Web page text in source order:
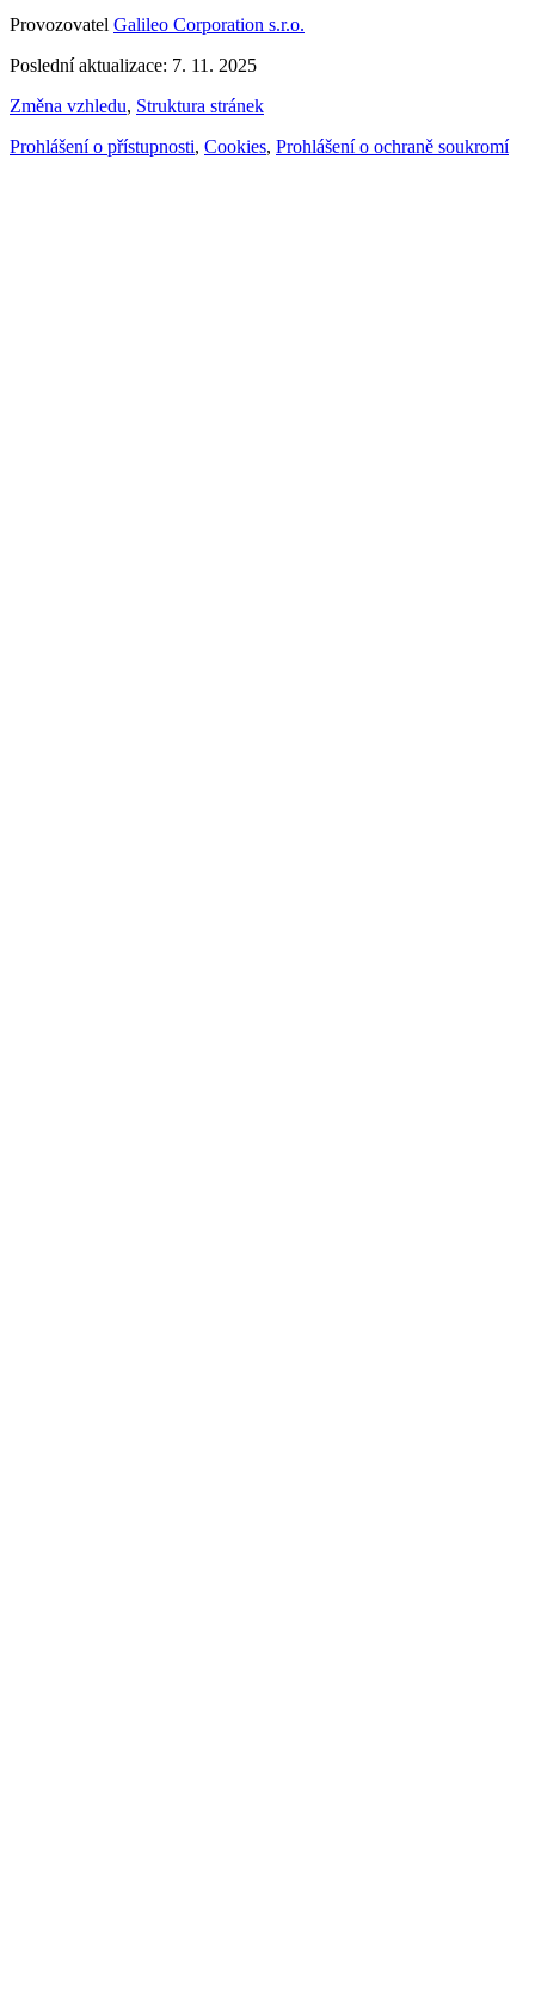
Provozovatel Galileo Corporation s.r.o.
Poslední aktualizace: 7. 11. 2025
Změna vzhledu, Struktura stránek
Prohlášení o přístupnosti, Cookies, Prohlášení o ochraně soukromí